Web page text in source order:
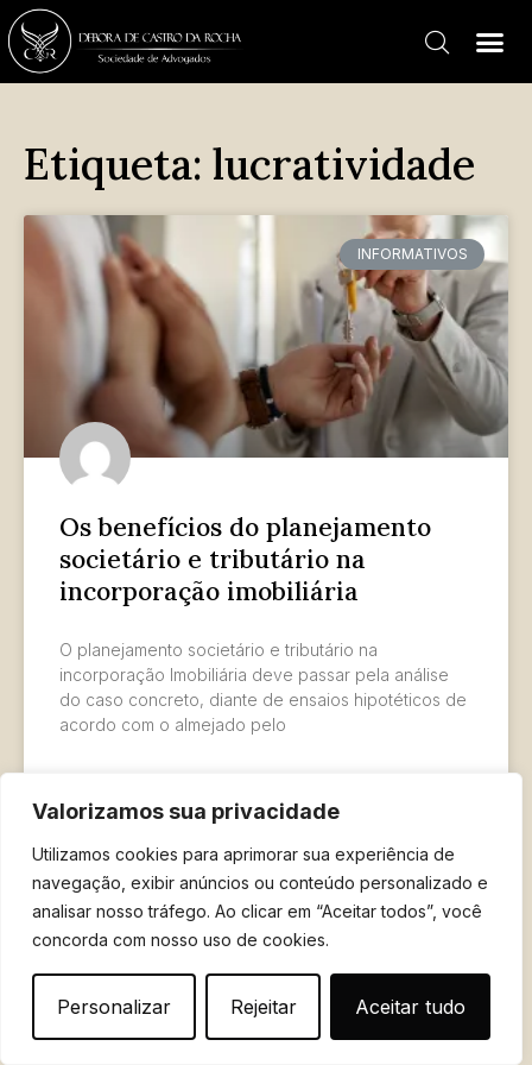
Valorizamos sua privacidade
Utilizamos cookies para aprimorar sua experiência de
navegação, exibir anúncios ou conteúdo personalizado e
analisar nosso tráfego. Ao clicar em “Aceitar todos”, você
concorda com nosso uso de cookies.
Personalizar Rejeitar Aceitar tudo
Etiqueta: lucratividade
INFORMATIVOS
Os benefícios do planejamento
societário e tributário na
incorporação imobiliária
O planejamento societário e tributário na
incorporação Imobiliária deve passar pela análise
do caso concreto, diante de ensaios hipotéticos de
acordo com o almejado pelo
7 de abril de 2026